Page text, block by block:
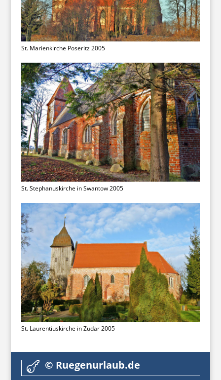
St. Marienkirche Poseritz 2005
St. Stephanuskirche in Swantow 2005
St. Laurentiuskirche in Zudar 2005
 © Ruegenurlaub.de